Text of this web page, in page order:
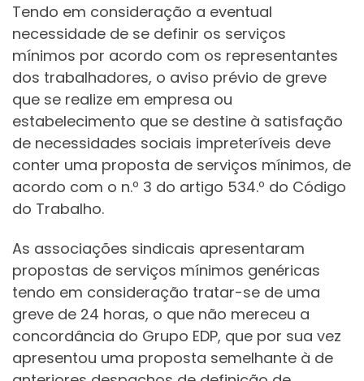
Tendo em consideração a eventual
necessidade de se definir os serviços
mínimos por acordo com os representantes
dos trabalhadores, o aviso prévio de greve
que se realize em empresa ou
estabelecimento que se destine à satisfação
de necessidades sociais impreteríveis deve
conter uma proposta de serviços mínimos, de
acordo com o n.º 3 do artigo 534.º do Código
do Trabalho.
As associações sindicais apresentaram
propostas de serviços mínimos genéricas
tendo em consideração tratar-se de uma
greve de 24 horas, o que não mereceu a
concordância do Grupo EDP, que por sua vez
apresentou uma proposta semelhante à de